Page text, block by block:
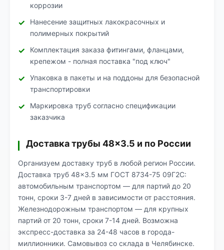
коррозии
Нанесение защитных лакокрасочных и
полимерных покрытий
Комплектация заказа фитингами, фланцами,
крепежом - полная поставка "под ключ"
Упаковка в пакеты и на поддоны для безопасной
транспортировки
Маркировка труб согласно спецификации
заказчика
Доставка трубы 48×3.5 и по России
Организуем доставку труб в любой регион России.
Доставка труб 48×3.5 мм ГОСТ 8734-75 09Г2С:
автомобильным транспортом — для партий до 20
тонн, сроки 3-7 дней в зависимости от расстояния.
Железнодорожным транспортом — для крупных
партий от 20 тонн, сроки 7-14 дней. Возможна
экспресс-доставка за 24-48 часов в города-
миллионники. Самовывоз со склада в Челябинске.